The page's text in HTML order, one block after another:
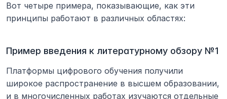
Вот четыре примера, показывающие, как эти
принципы работают в различных областях:
Пример введения к литературному обзору №1
Платформы цифрового обучения получили
широкое распространение в высшем образовании,
и в многочисленных работах изучаются отдельные